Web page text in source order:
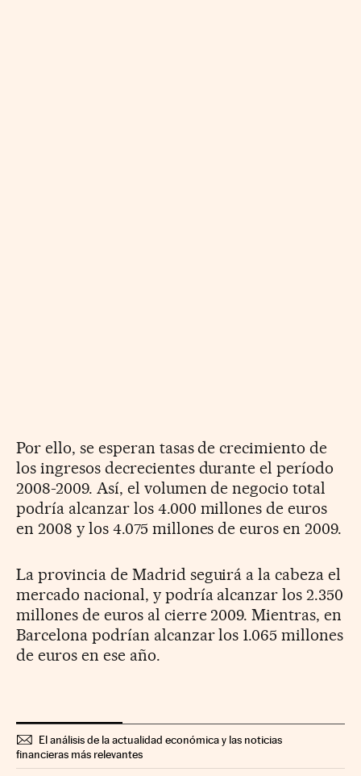
Por ello, se esperan tasas de crecimiento de
los ingresos decrecientes durante el período
2008-2009. Así, el volumen de negocio total
podría alcanzar los 4.000 millones de euros
en 2008 y los 4.075 millones de euros en 2009.
La provincia de Madrid seguirá a la cabeza el
mercado nacional, y podría alcanzar los 2.350
millones de euros al cierre 2009. Mientras, en
Barcelona podrían alcanzar los 1.065 millones
de euros en ese año.
El análisis de la actualidad económica y las noticias
financieras más relevantes